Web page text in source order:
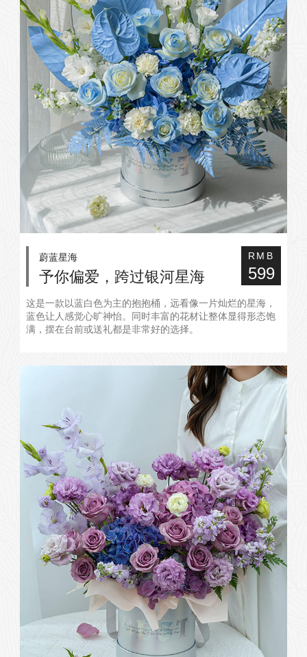
蔚蓝星海
予你偏爱，跨过银河星海
RMB
599
这是一款以蓝白色为主的抱抱桶，远看像一片灿烂的星海，
蓝色让人感觉心旷神怡。同时丰富的花材让整体显得形态饱
满，摆在台前或送礼都是非常好的选择。